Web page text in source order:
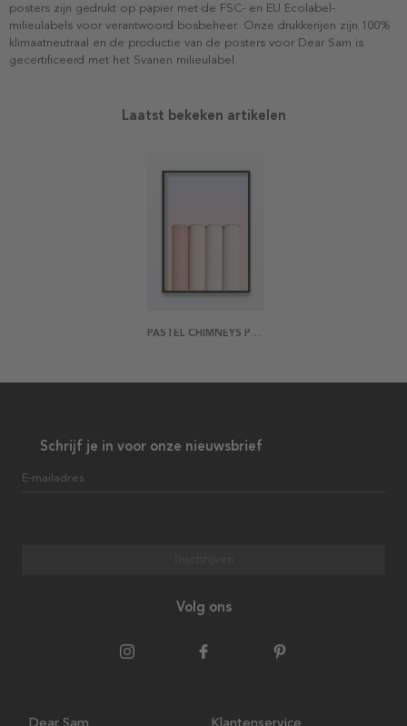
posters zijn gedrukt op papier met de FSC- en EU Ecolabel-
milieulabels voor verantwoord bosbeheer. Onze drukkerijen zijn 100%
klimaatneutraal en de productie van de posters voor Dear Sam is
gecertificeerd met het Svanen milieulabel.
Laatst bekeken artikelen
PASTEL CHIMNEYS POSTER
Schrijf je in voor onze nieuwsbrief
E-mailadres
Volg ons
Dear Sam Klantenservice